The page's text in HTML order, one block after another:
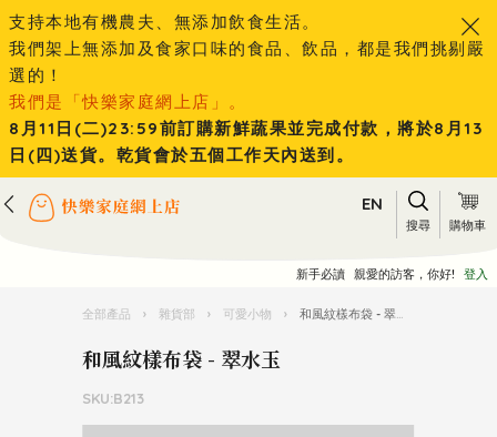
支持本地有機農夫、無添加飲食生活。
我們架上無添加及食家口味的食品、飲品，都是我們挑剔嚴
選的！
我們是「快樂家庭網上店」。
8月11日(二)23:59前訂購新鮮蔬果並完成付款，將於8月13
日(四)送貨。乾貨會於五個工作天內送到。
EN
搜尋 購物車
新手必讀 親愛的訪客，你好! 登入
全部產品 › 雜貨部 › 可愛小物 › 和風紋樣布袋 - 翠水玉
和風紋樣布袋 - 翠水玉
SKU:B213